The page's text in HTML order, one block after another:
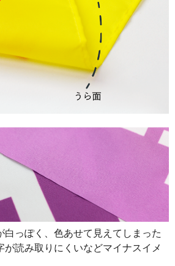
32040
32856
887 33706
885 34515
35320
876
38456
874 39330
40158
872
白っぽく、色あせて見えてしまった
が読み取りにくいなどマイナスイメ